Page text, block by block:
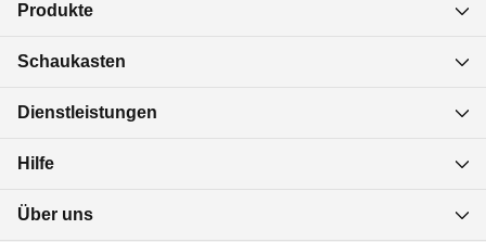
Produkte
Schaukasten
Dienstleistungen
Hilfe
Über uns